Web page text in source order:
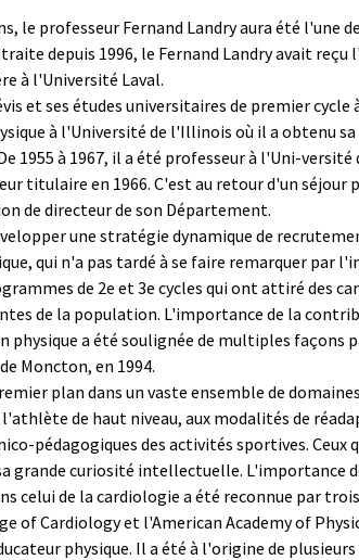
le professeur Fernand Landryaura été l'une
depuis 1996, le Fernand Landry avait
à l'Université Laval.
et ses études universitaires de premier
à l'Université de l'Illinois où il a obtenu
1955 à 1967, il a été professeur à l'Uni-
titulaire en 1966. C'est au retour d'un
de directeur de son Département.
une stratégie dynamique de
qui n'a pas tardé à se faire remarquer par
de 2e et 3e cycles qui ont attiré des
de la population. L'importance de la
physique a été soulignée de multiples
Moncton, en 1994.
plan dans un vaste ensemble de
de haut niveau, aux modalités de
pédagogiques des activités sportives.
grande curiosité intellectuelle. L'importance
celui de la cardiologie a été reconnue par
of Cardiology et l'American Academy of
physique. Il a été à l'origine de